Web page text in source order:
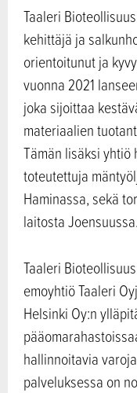
Taaleri
kehittäjä ja
orientoitunut ja
vuonna 2021
joka sijoittaa
materiaalien
Tämän lisäksi
toteutettuja
Haminassa, sekä
laitosta Joensuussa.
Taaleri
emoyhtiö Taaleri
Helsinki Oy:n
hallinnoitavia
palveluksessa on